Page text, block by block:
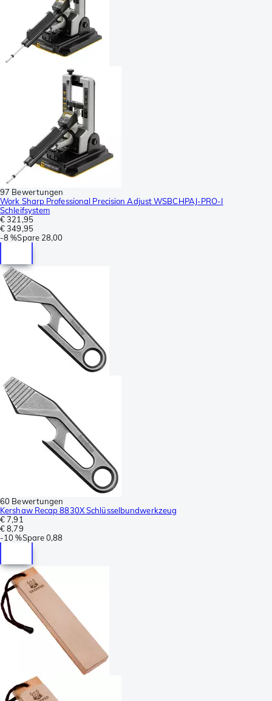
97 Bewertungen
Work Sharp Professional Precision Adjust WSBCHPAJ-PRO-I
Schleifsystem
€ 321,95
€ 349,95
-8 %Spare 28,00
60 Bewertungen
Kershaw Recap 8830X Schlüsselbundwerkzeug
€ 7,91
€ 8,79
-10 %Spare0,88